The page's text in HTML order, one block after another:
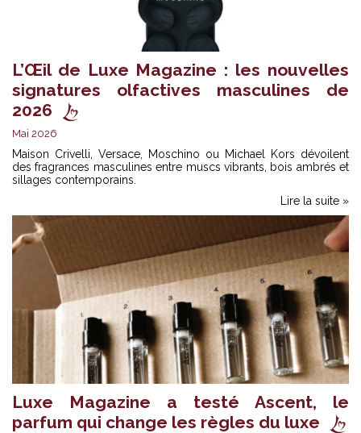
L’Œil de Luxe Magazine : les nouvelles
signatures olfactives masculines de
2026
Mai 2026
Maison Crivelli, Versace, Moschino ou Michael Kors dévoilent
des fragrances masculines entre muscs vibrants, bois ambrés et
sillages contemporains.
Lire la suite »
Luxe Magazine a testé Ascent, le
parfum qui change les règles du luxe